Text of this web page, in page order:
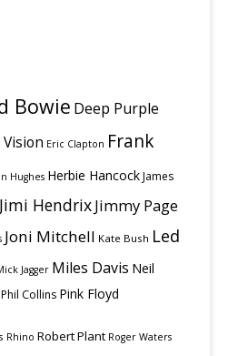
Bowie Deep Purple
Vision Eric Clapton Frank
Hughes Herbie HancockJames
Jimi HendrixJimmy Page
Joni Mitchell Kate Bush Led
Jagger Miles Davis Neil
Phil Collins Pink Floyd
Rhino Robert Plant Roger Waters